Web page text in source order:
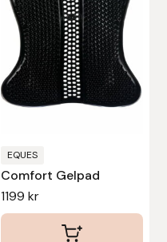
EQUES
Comfort Gelpad
1199 kr